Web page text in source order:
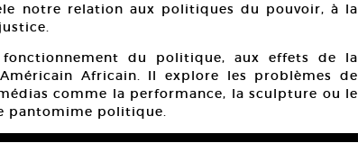
notre relation aux politiques du pouvoir, à la
du politique, aux effets de la
Africain. Il explore les problèmes de
comme la performance, la sculpture ou le
pantomime politique.